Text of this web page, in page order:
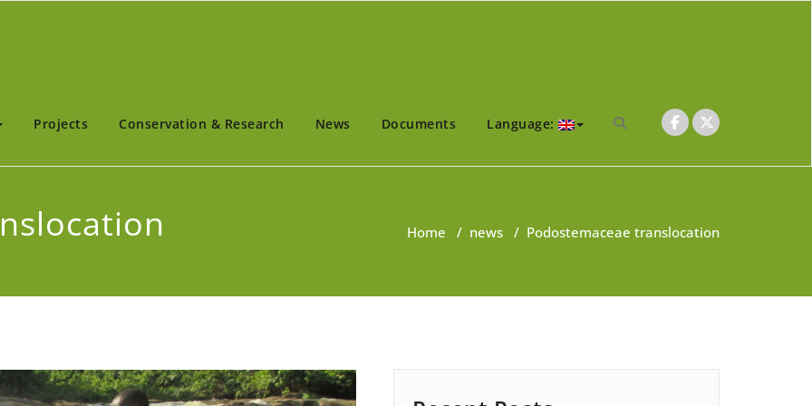
Projects Conservation & Research News Documents Language:
Home / news / Podostemaceae translocation